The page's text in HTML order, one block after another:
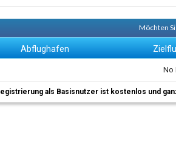
Möchten
Abflughafen
No
als Basisnutzer ist kostenlos und